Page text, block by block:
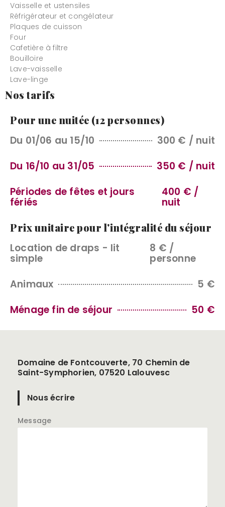
Vaisselle et ustensiles
Réfrigérateur et congélateur
Plaques de cuisson
Four
Cafetière à filtre
Bouilloire
Lave-vaisselle
Lave-linge
Nos tarifs
Pour une nuitée (12 personnes)
Du 01/06 au 15/10
300 € / nuit
Du 16/10 au 31/05
350 € / nuit
Périodes de fêtes et jours
fériés
400 € /
nuit
Prix unitaire pour l'intégralité du séjour
Location de draps - lit
simple
8 € /
personne
Animaux
5 €
Ménage fin de séjour
50 €
Domaine de Fontcouverte, 70 Chemin de
Saint-Symphorien, 07520 Lalouvesc
Nous écrire
Message